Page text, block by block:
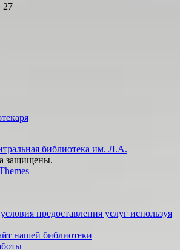
27
библиотека им. Л.А.
защищены.
предоставления услуг используя
нашей библиотеки